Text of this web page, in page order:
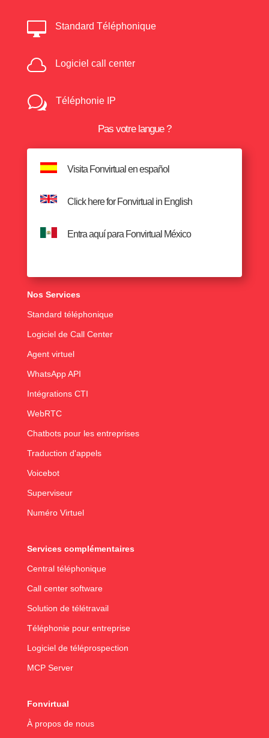
 Standard Téléphonique
 Logiciel call center
w Téléphonie IP
Pas votre langue ?
Visita Fonvirtual en español
Click here for Fonvirtual in English
Entra aquí para Fonvirtual México
Nos Services
Standard téléphonique
Logiciel de Call Center
Agent virtuel
WhatsApp API
Intégrations CTI
WebRTC
Chatbots pour les entreprises
Traduction d'appels
Voicebot
Superviseur
Numéro Virtuel
Services complémentaires
Central téléphonique
Call center software
Solution de télétravail
Téléphonie pour entreprise
Logiciel de téléprospection
MCP Server
Fonvirtual
À propos de nous